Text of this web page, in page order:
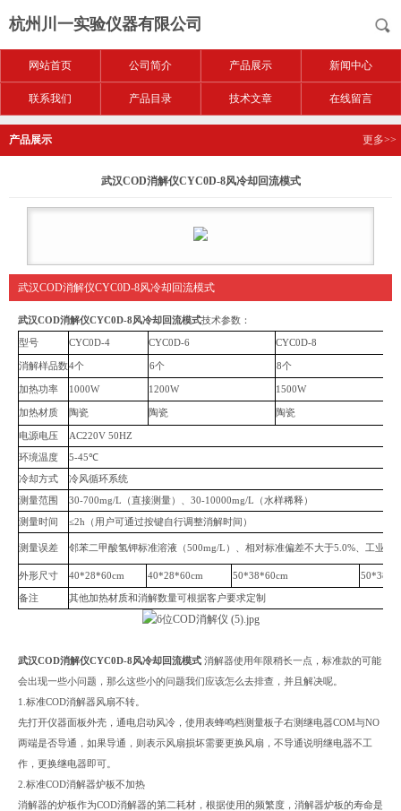
杭州川一实验仪器有限公司
网站首页 公司简介 产品展示 新闻中心
联系我们 产品目录 技术文章 在线留言
产品展示 更多>>
武汉COD消解仪CYC0D-8风冷却回流模式
武汉COD消解仪CYC0D-8风冷却回流模式
武汉COD消解仪CYC0D-8风冷却回流模式技术参数：
型号 CYC0D-4 CYC0D-6 CYC0D-8
消解样品数4个 6个 8个
加热功率 1000W 1200W 1500W
加热材质 陶瓷 陶瓷 陶瓷
电源电压
AC220V 50HZ
环境温度
5-45℃
冷却方式
冷风循环系统
测量范围
30-700mg/L（直接测量）、30-10000mg/L（水样稀释）
测量时间
≤2h（用户可通过按键自行调整消解时间）
测量误差 邻苯二甲酸氢钾标准溶液（500mg/L）、相对标准偏差不大于5.0%、工业
外形尺寸 40*28*60cm 40*28*60cm 50*38*60cm
备注 其他加热材质和消解数量可根据客户要求定制
武汉COD消解仪CYC0D-8风冷却回流模式 消解器使用年限稍长一点，标准款的可能
会出现一些小问题，那么这些小的问题我们应该怎么去排查，并且解决呢。
1.标准COD消解器风扇不转。
先打开仪器面板外壳，通电启动风冷，使用表蜂鸣档测量板子右测继电器COM与NO
两端是否导通，如果导通，则表示风扇损坏需要更换风扇，不导通说明继电器不工
作，更换继电器即可。
2.标准COD消解器炉板不加热
消解器的炉板作为COD消解器的第二耗材，根据使用的频繁度，消解器炉板的寿命是